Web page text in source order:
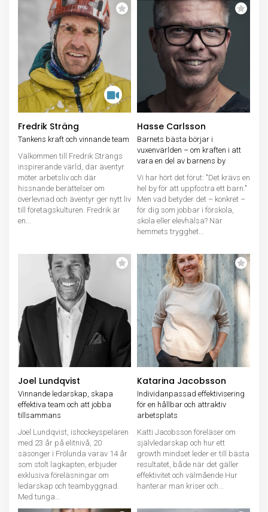
Fredrik Sträng
Tankens kraft och vinnande team
Välkommen till Fredrik Strängs
inspirerande värld, där äventyr
möter arbetsliv och där
hissnande berättelser om
överlevnad och äventyr ger nytt liv
till företagskulturen. Fredrik är
en...
Hasse Carlsson
Barnets bästa börjar i
vuxenvärlden – om kraften i att
vara en del av barnens by
Vi har hört det förut: "Det krävs en
hel by för att uppfostra ett barn."
Men vad betyder det – konkret –
för dig som jobbar i förskola,
skola eller elevhälsa? När
hemmets trygghet...
Joel Lundqvist
Vinnande ledarskap, skapa
effektiva team och att jobba
tillsammans
Joel Lundqvist, ishockeyspelaren
med 23 år på elitnivå, 20
säsonger i Frölunda varav 14 år
som stolt lagkapten, erbjuder
exklusiva föreläsningar om
ledarskap och teambyggnad.
Med tunga...
Katarina Jacobsson
Individanpassad effektivisering
för en hållbar och attraktiv
arbetsplats
Katti Jacobsson föreläser om
självledarskap och hur ett
growth mindset leder er till bästa
resultatet, både när det gäller
effektivitet och välmående Hur
hanterar man kriser och...